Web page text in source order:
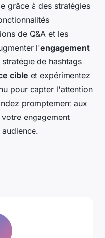
grâce à des stratégies
de Q&A et les
l'engagement
de hashtags
cible et expérimentez
pour capter l'attention
promptement aux
engagement